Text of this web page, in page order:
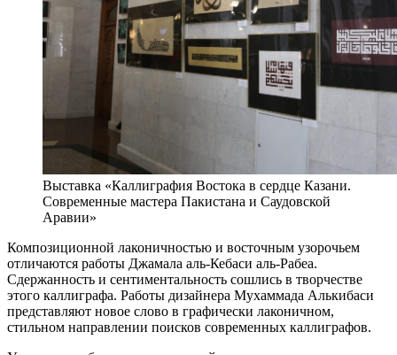
Выставка «Каллиграфия Востока в сердце Казани.
Современные мастера Пакистана и Саудовской
Аравии»
Композиционной лаконичностью и восточным узорочьем
отличаются работы Джамала аль-Кебаси аль-Рабеа.
Сдержанность и сентиментальность сошлись в творчестве
этого каллиграфа. Работы дизайнера Мухаммада Алькибаси
представляют новое слово в графически лаконичном,
стильном направлении поисков современных каллиграфов.